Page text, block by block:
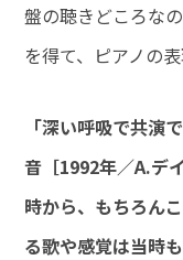
盤の聴きどころな
を得て、ピアノの表
「深い呼吸で共演
音［1992年／A.デ
時から、もちろん
る歌や感覚は当時